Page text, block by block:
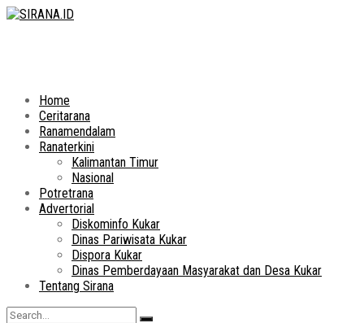
Home
Ceritarana
Ranamendalam
Ranaterkini
Kalimantan Timur
Nasional
Potretrana
Advertorial
Diskominfo Kukar
Dinas Pariwisata Kukar
Dispora Kukar
Dinas Pemberdayaan Masyarakat dan Desa Kukar
Tentang Sirana